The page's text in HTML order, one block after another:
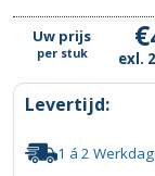
Uw prijs
per stuk €
exl.
Levertijd:
1 á 2